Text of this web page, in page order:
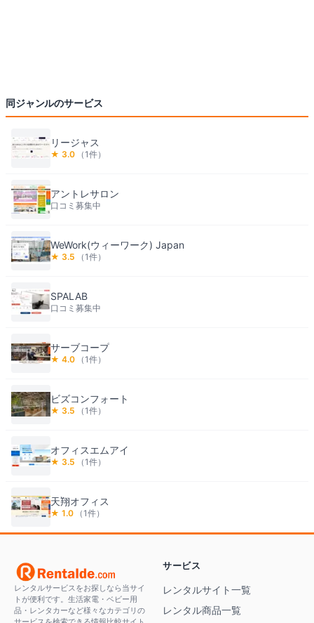
同ジャンルのサービス
リージャス
★ 3.0 （1件）
アントレサロン
口コミ募集中
WeWork(ウィーワーク) Japan
★ 3.5 （1件）
SPALAB
口コミ募集中
サーブコープ
★ 4.0 （1件）
ビズコンフォート
★ 3.5 （1件）
オフィスエムアイ
★ 3.5 （1件）
天翔オフィス
★ 1.0 （1件）
レンタルサービスをお探しなら当サイ
トが便利です。生活家電・ベビー用
品・レンタカーなど様々なカテゴリの
サービス
レンタルサイト一覧
レンタル商品一覧